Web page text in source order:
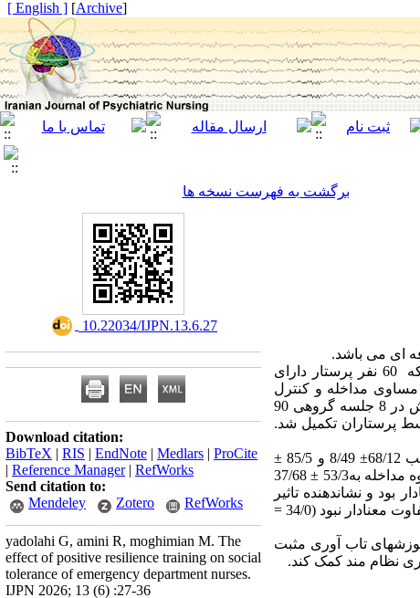
[
Archive
]
[ English ]
برگشت به فهرست نسخه ها
ای می باشد.
روش کار: مطالعه حاضر یک مطالعه نیمه تجربی با طرح پیش آزمون و پس آزمون با گروه کنترل است که 60 نفر پرستار دارای
مداخله و کنترل
تخصیص داده شدند. در گروه مداخله برنامه تاب آوری مثبت گرا، مطابق پروتکل ارائه شده توسط روانشناش در 8 جلسه گروهی 90
پرستاران تکمیل شد.
یافته ها: میانگین نمره کل مدارای اجتماعی و حیطه‏های آن قبل از مطالعه در گروه مداخله و کنترل به ترتیب 68/12± 8/49 و 85/5 ±
83/47 بود که تفاوت معنادار نداشت(05/0 P >) . این میانگین بعد از ارائه آموزش‏های تاب آوری مثبت گرا در گروه مداخله به53/3 ± 37/68
بود و نشاندهنده تاثیر
دریافت آموزش‏های تاب آوری مثبت گرا بر مدارای اجتماعی در پرستاران بود (001/0 P <). اما در گروه کنترل تفاوت معنادار نبود (34/0 =
تاب آوری مثبت
نظام مند کمک کند.
‎ 10.22034/IJPN.13.6.27
Download citation:
BibTeX | RIS | EndNote | Medlars | ProCite
| Reference Manager| RefWorks
Send citation to:
Mendeley
Zotero RefWorks
yadolahi G, amini R, moghimian M. The
effect of positive resilience training on social
tolerance of emergency department nurses.
IJPN 2026; 13 (6) :27-36